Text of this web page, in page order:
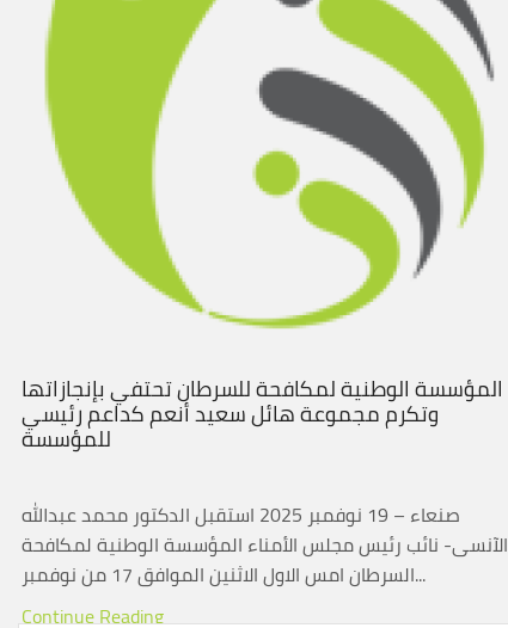
المؤسسة الوطنية لمكافحة للسرطان تحتفي بإنجازاتها
وتكرم مجموعة هائل سعيد أنعم كداعم رئيسي
للمؤسسة
صنعاء – 19 نوفمبر 2025 استقبل الدكتور محمد عبدالله
الآنسى- نائب رئيس مجلس الأمناء المؤسسة الوطنية لمكافحة
السرطان امس الاول الاثنين الموافق 17 من نوفمبر...
Continue Reading